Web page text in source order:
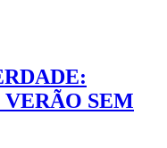
SEM